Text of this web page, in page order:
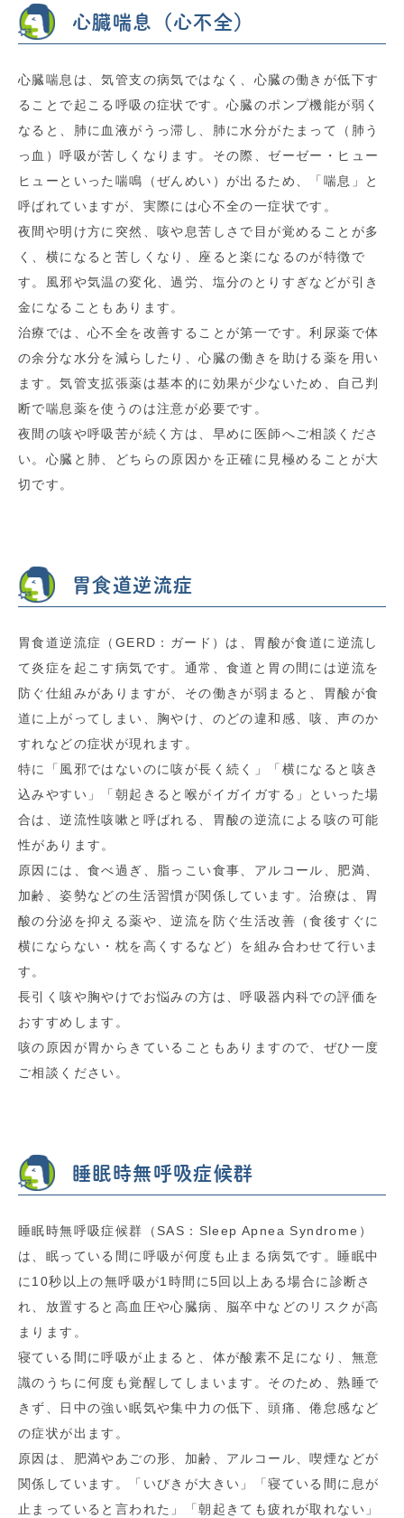
心臓喘息（心不全）
心臓喘息は、気管支の病気ではなく、心臓の働きが低下す
ることで起こる呼吸の症状です。心臓のポンプ機能が弱く
なると、肺に血液がうっ滞し、肺に水分がたまって（肺う
っ血）呼吸が苦しくなります。その際、ゼーゼー・ヒュー
ヒューといった喘鳴（ぜんめい）が出るため、「喘息」と
呼ばれていますが、実際には心不全の一症状です。
夜間や明け方に突然、咳や息苦しさで目が覚めることが多
く、横になると苦しくなり、座ると楽になるのが特徴で
す。風邪や気温の変化、過労、塩分のとりすぎなどが引き
金になることもあります。
治療では、心不全を改善することが第一です。利尿薬で体
の余分な水分を減らしたり、心臓の働きを助ける薬を用い
ます。気管支拡張薬は基本的に効果が少ないため、自己判
断で喘息薬を使うのは注意が必要です。
夜間の咳や呼吸苦が続く方は、早めに医師へご相談くださ
い。心臓と肺、どちらの原因かを正確に見極めることが大
切です。
胃食道逆流症
胃食道逆流症（GERD：ガード）は、胃酸が食道に逆流し
て炎症を起こす病気です。通常、食道と胃の間には逆流を
防ぐ仕組みがありますが、その働きが弱まると、胃酸が食
道に上がってしまい、胸やけ、のどの違和感、咳、声のか
すれなどの症状が現れます。
特に「風邪ではないのに咳が長く続く」「横になると咳き
込みやすい」「朝起きると喉がイガイガする」といった場
合は、逆流性咳嗽と呼ばれる、胃酸の逆流による咳の可能
性があります。
原因には、食べ過ぎ、脂っこい食事、アルコール、肥満、
加齢、姿勢などの生活習慣が関係しています。治療は、胃
酸の分泌を抑える薬や、逆流を防ぐ生活改善（食後すぐに
横にならない・枕を高くするなど）を組み合わせて行いま
す。
長引く咳や胸やけでお悩みの方は、呼吸器内科での評価を
おすすめします。
咳の原因が胃からきていることもありますので、ぜひ一度
ご相談ください。
睡眠時無呼吸症候群
睡眠時無呼吸症候群（SAS：Sleep Apnea Syndrome）
は、眠っている間に呼吸が何度も止まる病気です。睡眠中
に10秒以上の無呼吸が1時間に5回以上ある場合に診断さ
れ、放置すると高血圧や心臓病、脳卒中などのリスクが高
まります。
寝ている間に呼吸が止まると、体が酸素不足になり、無意
識のうちに何度も覚醒してしまいます。そのため、熟睡で
きず、日中の強い眠気や集中力の低下、頭痛、倦怠感など
の症状が出ます。
原因は、肥満やあごの形、加齢、アルコール、喫煙などが
関係しています。「いびきが大きい」「寝ている間に息が
止まっていると言われた」「朝起きても疲れが取れない」